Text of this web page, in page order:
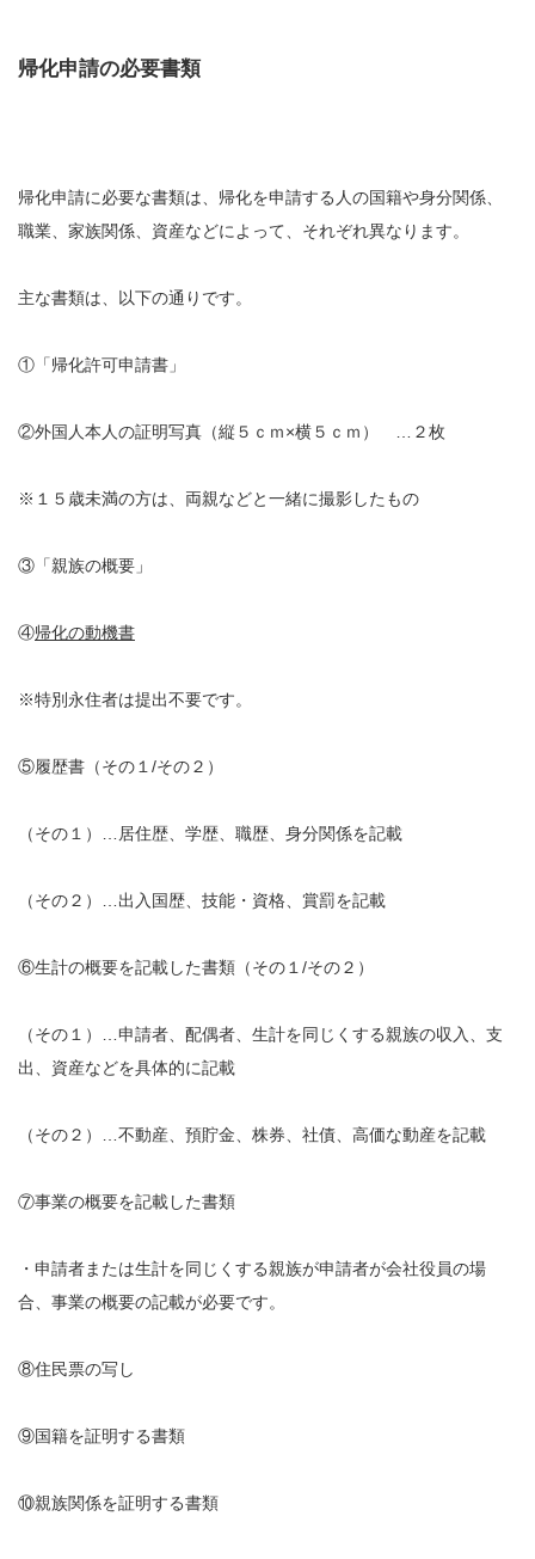
帰化申請の必要書類
帰化申請に必要な書類は、帰化を申請する人の国籍や身分関係、
職業、家族関係、資産などによって、それぞれ異なります。
主な書類は、以下の通りです。
①「帰化許可申請書」
②外国人本人の証明写真（縦５ｃｍ×横５ｃｍ） …２枚
※１５歳未満の方は、両親などと一緒に撮影したもの
③「親族の概要」
④帰化の動機書
※特別永住者は提出不要です。
⑤履歴書（その１/その２）
（その１）…居住歴、学歴、職歴、身分関係を記載
（その２）…出入国歴、技能・資格、賞罰を記載
⑥生計の概要を記載した書類（その１/その２）
（その１）…申請者、配偶者、生計を同じくする親族の収入、支
出、資産などを具体的に記載
（その２）…不動産、預貯金、株券、社債、高価な動産を記載
⑦事業の概要を記載した書類
・申請者または生計を同じくする親族が申請者が会社役員の場
合、事業の概要の記載が必要です。
⑧住民票の写し
⑨国籍を証明する書類
⑩親族関係を証明する書類